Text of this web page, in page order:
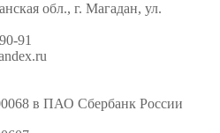
обл., г. Магадан, ул.
91
в ПАО Сбербанк России